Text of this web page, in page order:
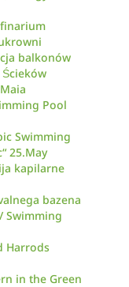
balkonów
Pool
Swimming
25.May
kapilarne
bazena
Swimming
Harrods
in the Green